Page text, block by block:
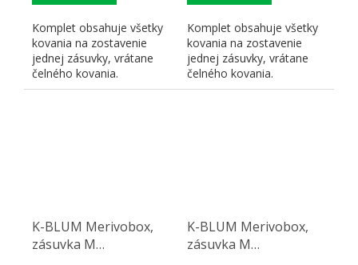
Komplet obsahuje všetky
kovania na zostavenie
jednej zásuvky, vrátane
čelného kovania.
Komplet obsahuje všetky
kovania na zostavenie
jednej zásuvky, vrátane
čelného kovania.
K-BLUM Merivobox,
zásuvka M
K-BLUM Merivobox,
zásuvka M